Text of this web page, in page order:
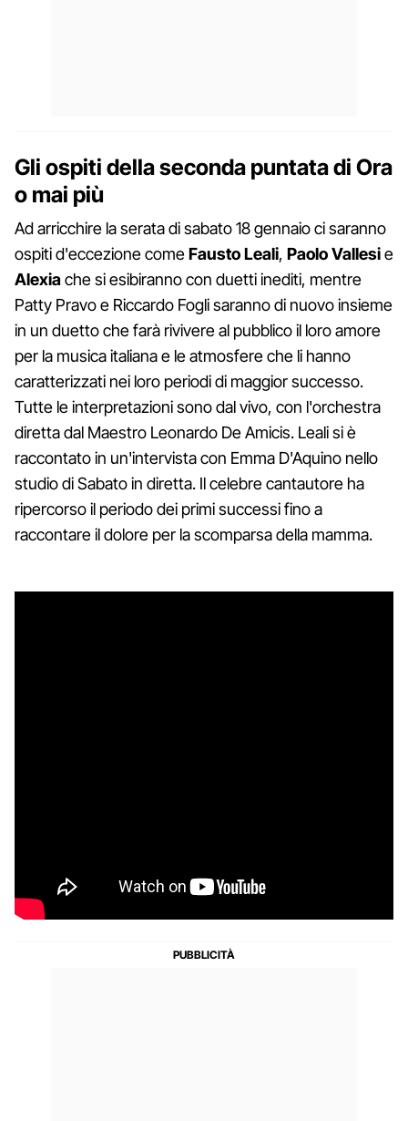
Gli ospiti della seconda puntata di Ora
o mai più
Ad arricchire la serata di sabato 18 gennaio ci saranno
ospiti d'eccezione comeFausto Leali, Paolo Vallesie
Alexiache si esibiranno con duetti inediti, mentre
Patty Pravo e Riccardo Fogli saranno di nuovo insieme
in un duetto che farà rivivere al pubblico il loro amore
per la musica italiana e le atmosfere che li hanno
caratterizzati nei loro periodi di maggior successo.
Tutte le interpretazioni sono dal vivo, con l'orchestra
diretta dal Maestro Leonardo De Amicis. Leali si è
raccontato in un'intervista con Emma D'Aquino nello
studio di Sabato in diretta. Il celebre cantautore ha
ripercorso il periodo dei primi successi fino a
raccontare il dolore per la scomparsa della mamma.